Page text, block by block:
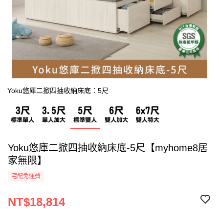
Yoku悠庫二掀四抽收納床底：5尺
Yoku悠庫二掀四抽收納床底-5尺【myhome8居
家無限】
宅配免運費
NT$18,814